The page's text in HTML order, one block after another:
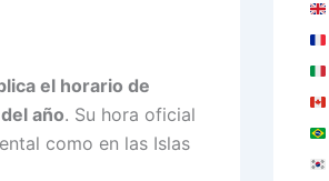
el horario de
año. Su hora oficial
como en las Islas